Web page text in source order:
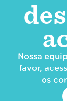
Nossa
favor,
os